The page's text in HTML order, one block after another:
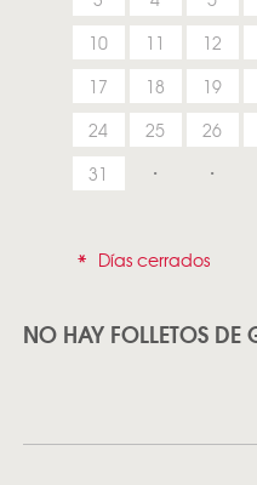
10 11 12
17 18 19
24 25 26
31
* Días cerrados
NO HAY FOLLETOS